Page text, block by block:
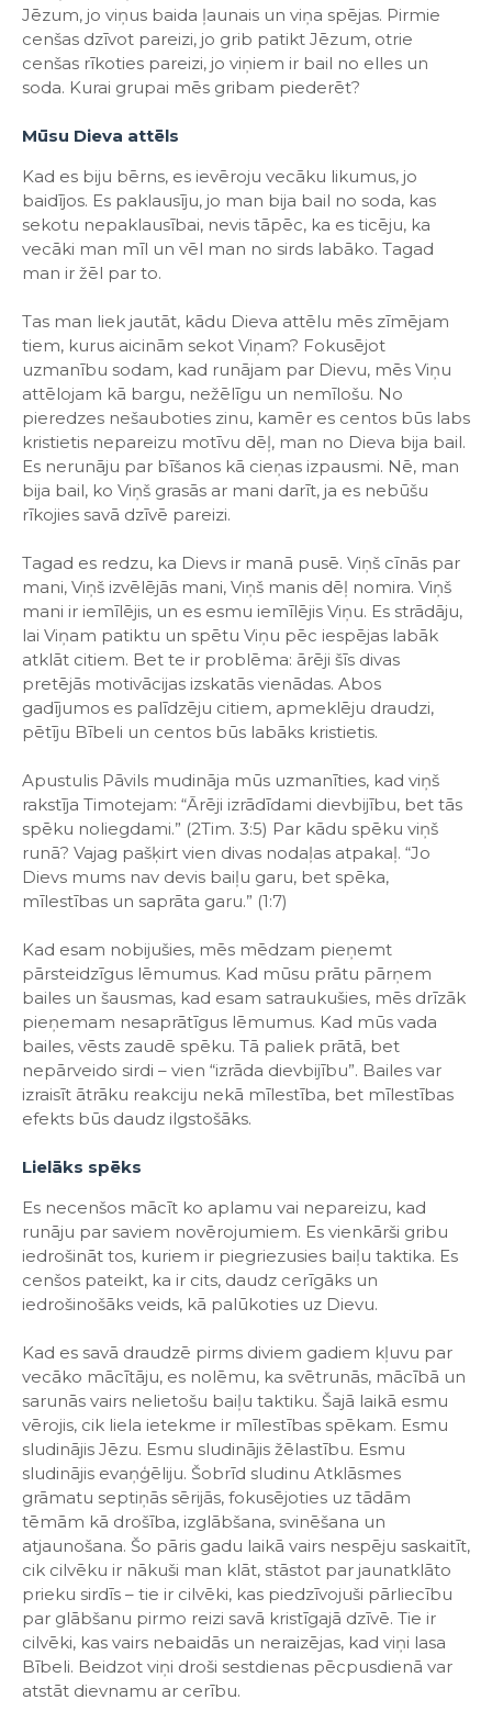
Jēzum, jo viņus baida ļaunais un viņa spējas. Pirmie
cenšas dzīvot pareizi, jo grib patikt Jēzum, otrie
cenšas rīkoties pareizi, jo viņiem ir bail no elles un
soda. Kurai grupai mēs gribam piederēt?
Mūsu Dieva attēls
Kad es biju bērns, es ievēroju vecāku likumus, jo
baidījos. Es paklausīju, jo man bija bail no soda, kas
sekotu nepaklausībai, nevis tāpēc, ka es ticēju, ka
vecāki man mīl un vēl man no sirds labāko. Tagad
man ir žēl par to.
Tas man liek jautāt, kādu Dieva attēlu mēs zīmējam
tiem, kurus aicinām sekot Viņam? Fokusējot
uzmanību sodam, kad runājam par Dievu, mēs Viņu
attēlojam kā bargu, nežēlīgu un nemīlošu. No
pieredzes nešauboties zinu, kamēr es centos būs labs
kristietis nepareizu motīvu dēļ, man no Dieva bija bail.
Es nerunāju par bīšanos kā cieņas izpausmi. Nē, man
bija bail, ko Viņš grasās ar mani darīt, ja es nebūšu
rīkojies savā dzīvē pareizi.
Tagad es redzu, ka Dievs ir manā pusē. Viņš cīnās par
mani, Viņš izvēlējās mani, Viņš manis dēļ nomira. Viņš
mani ir iemīlējis, un es esmu iemīlējis Viņu. Es strādāju,
lai Viņam patiktu un spētu Viņu pēc iespējas labāk
atklāt citiem. Bet te ir problēma: ārēji šīs divas
pretējās motivācijas izskatās vienādas. Abos
gadījumos es palīdzēju citiem, apmeklēju draudzi,
pētīju Bībeli un centos būs labāks kristietis.
Apustulis Pāvils mudināja mūs uzmanīties, kad viņš
rakstīja Timotejam: “Ārēji izrādīdami dievbijību, bet tās
spēku noliegdami.” (2Tim. 3:5) Par kādu spēku viņš
runā? Vajag pašķirt vien divas nodaļas atpakaļ. “Jo
Dievs mums nav devis baiļu garu, bet spēka,
mīlestības un saprāta garu.” (1:7)
Kad esam nobijušies, mēs mēdzam pieņemt
pārsteidzīgus lēmumus. Kad mūsu prātu pārņem
bailes un šausmas, kad esam satraukušies, mēs drīzāk
pieņemam nesaprātīgus lēmumus. Kad mūs vada
bailes, vēsts zaudē spēku. Tā paliek prātā, bet
nepārveido sirdi – vien “izrāda dievbijību”. Bailes var
izraisīt ātrāku reakciju nekā mīlestība, bet mīlestības
efekts būs daudz ilgstošāks.
Lielāks spēks
Es necenšos mācīt ko aplamu vai nepareizu, kad
runāju par saviem novērojumiem. Es vienkārši gribu
iedrošināt tos, kuriem ir piegriezusies baiļu taktika. Es
cenšos pateikt, ka ir cits, daudz cerīgāks un
iedrošinošāks veids, kā palūkoties uz Dievu.
Kad es savā draudzē pirms diviem gadiem kļuvu par
vecāko mācītāju, es nolēmu, ka svētrunās, mācībā un
sarunās vairs nelietošu baiļu taktiku. Šajā laikā esmu
vērojis, cik liela ietekme ir mīlestības spēkam. Esmu
sludinājis Jēzu. Esmu sludinājis žēlastību. Esmu
sludinājis evaņģēliju. Šobrīd sludinu Atklāsmes
grāmatu septiņās sērijās, fokusējoties uz tādām
tēmām kā drošība, izglābšana, svinēšana un
atjaunošana. Šo pāris gadu laikā vairs nespēju saskaitīt,
cik cilvēku ir nākuši man klāt, stāstot par jaunatklāto
prieku sirdīs – tie ir cilvēki, kas piedzīvojuši pārliecību
par glābšanu pirmo reizi savā kristīgajā dzīvē. Tie ir
cilvēki, kas vairs nebaidās un neraizējas, kad viņi lasa
Bībeli. Beidzot viņi droši sestdienas pēcpusdienā var
atstāt dievnamu ar cerību.